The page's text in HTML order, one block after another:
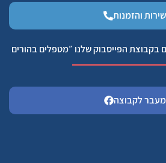
שירות והזמנות
מעבר לקבוצה